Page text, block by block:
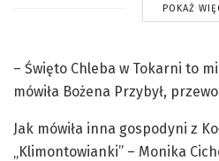
POKAŻ
– Święto Chleba w Tokarni to
mówiła Bożena Przybył,
Jak mówiła inna gospodyni z
„Klimontowianki” – Monika